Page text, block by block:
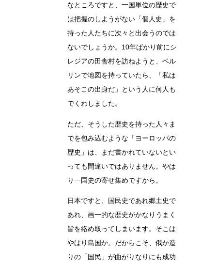
なところですと、一国単位の歴史で
は把握のしようがない「個人史」を
持った人たちに次々と出会うのでは
ないでしょうか。10年ばかり前にシ
レジアの田舎村を訪ねようと、ベル
リンで地図を持っていたら、「私は
あそこの出身だ」という人に何人も
でくわしました。
ただ、そうした歴史を持った人々ま
でを包み込むような「ヨーロッパの
歴史」は、まだ書かれていないとい
っても間違いではありません。やは
り一国史の寄せ集めですから。
日本ですと、国民史であれ郷土史で
あれ、画一的な歴史がかなりうまく
皆を絡め取ってしまいます。そこは
やはり島国か。だからこそ、俄か造
りの「国民」が曲がりなりにも成功